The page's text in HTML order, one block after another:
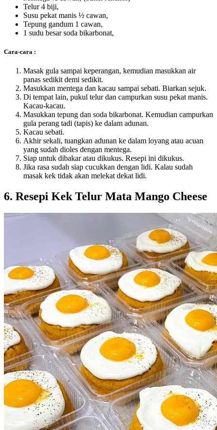
Telur 4 biji,
Susu pekat manis ½ cawan,
Tepung gandum 1 cawan,
1 sudu besar soda bikarbonat,
Cara-cara :
Masak gula sampai keperangan, kemudian masukkan air
panas sedikit demi sedikit.
Masukkan mentega dan kacau sampai sebati. Biarkan sejuk.
Di tempat lain, pukul telur dan campurkan susu pekat manis.
Kacau-kacau.
Masukkan tepung dan soda bikarbonat. Kemudian campurkan
gula perang tadi (tapis) ke dalam adunan.
Kacau sebati.
Akhir sekali, tuangkan adunan ke dalam loyang atau acuan
yang sudah dioles dengan mentega.
Siap untuk dibakar atau dikukus. Resepi ini dikukus.
Jika rasa sudah siap cucukkan dengan lidi. Kalau sudah
masak kek tidak akan melekat dekat lidi.
6. Resepi Kek Telur Mata Mango Cheese